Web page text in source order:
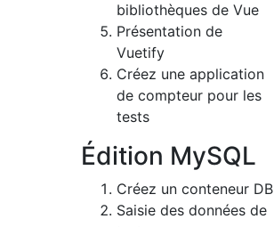
bibliothèques de Vue
Présentation de
Vuetify
Créez une application
de compteur pour les
tests
Édition MySQL
Créez un conteneur DB
Saisie des données de